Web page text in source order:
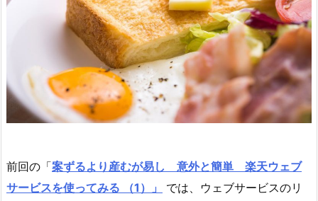
前回の「案ずるより産むが易し 意外と簡単 楽天ウェブ
サービスを使ってみる （1）」
では、ウェブサービスのリ